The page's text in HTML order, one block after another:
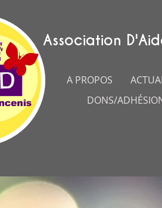
Association
A PROPOS
DONS/